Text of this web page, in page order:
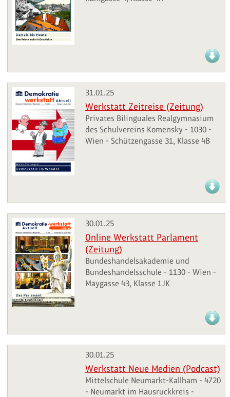
31.01.25
Werkstatt Zeitreise (Zeitung)
Privates Bilinguales Realgymnasium
des Schulvereins Komensky - 1030 -
Wien - Schützengasse 31, Klasse 4B
30.01.25
Online Werkstatt Parlament
(Zeitung)
Bundeshandelsakademie und
Bundeshandelsschule - 1130 - Wien -
Maygasse 43, Klasse 1JK
30.01.25
Werkstatt Neue Medien (Podcast)
Mittelschule Neumarkt-Kallham - 4720
- Neumarkt im Hausruckkreis -